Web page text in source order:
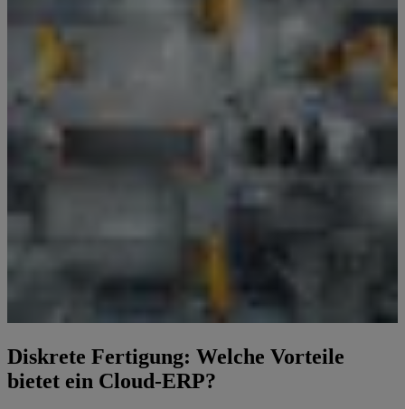
Diskrete Fertigung: Welche Vorteile
bietet ein Cloud-ERP?